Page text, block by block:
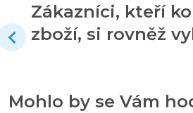
Zákazníci, kteří
zboží, si rovněž
Mohlo by se Vám